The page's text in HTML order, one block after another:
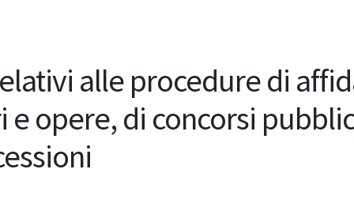
alle procedure di
e opere, di concorsi